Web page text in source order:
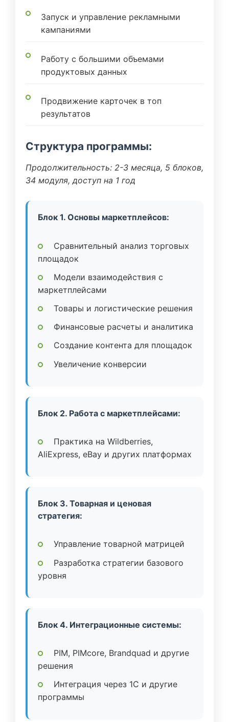
Запуск и управление рекламными
кампаниями
Работу с большими объемами
продуктовых данных
Продвижение карточек в топ
результатов
Структура программы:
Продолжительность: 2-3 месяца, 5 блоков,
34 модуля, доступ на 1 год
Блок 1. Основы маркетплейсов:
Сравнительный анализ торговых
площадок
Модели взаимодействия с
маркетплейсами
Товары и логистические решения
Финансовые расчеты и аналитика
Создание контента для площадок
Увеличение конверсии
Блок 2. Работа с маркетплейсами:
Практика на Wildberries,
AliExpress, eBay и других платформах
Блок 3. Товарная и ценовая
стратегия:
Управление товарной матрицей
Разработка стратегии базового
уровня
Блок 4. Интеграционные системы:
PIM, PIMcore, Brandquad и другие
решения
Интеграция через 1C и другие
программы